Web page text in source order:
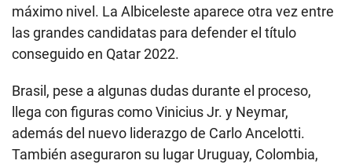
máximo nivel. La Albiceleste aparece otra vez entre
las grandes candidatas para defender el título
conseguido en Qatar 2022.
Brasil, pese a algunas dudas durante el proceso,
llega con figuras como Vinicius Jr. y Neymar,
además del nuevo liderazgo de Carlo Ancelotti.
También aseguraron su lugar Uruguay, Colombia,